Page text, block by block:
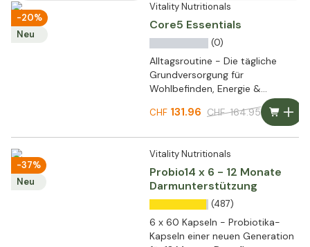
-20%
Neu
Vitality Nutritionals
Core5 Essentials
(0)
Alltagsroutine - Die tägliche
Grundversorgung für
Wohlbefinden, Energie &
CHF 131.96 CHF 164.95
-37%
Neu
Vitality Nutritionals
Probio14 x 6 - 12 Monate
Darmunterstützung
(487)
6 x 60 Kapseln - Probiotika-
Kapseln einer neuen Generation